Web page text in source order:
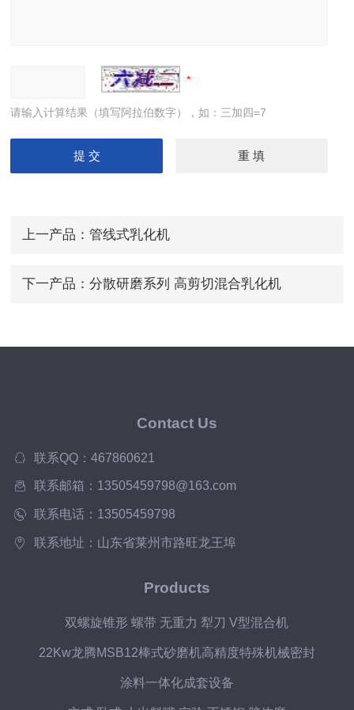
请输入计算结果（填写阿拉伯数字），如：三加四=7
上一产品： 管线式乳化机
下一产品： 分散研磨系列 高剪切混合乳化机
Contact Us
联系QQ：467860621
联系邮箱：13505459798@163.com
联系电话：13505459798
联系地址：山东省莱州市路旺龙王埠
Products
双螺旋锥形 螺带 无重力 犁刀 V型混合机
22Kw龙腾MSB12棒式砂磨机高精度特殊机械密封
涂料一体化成套设备